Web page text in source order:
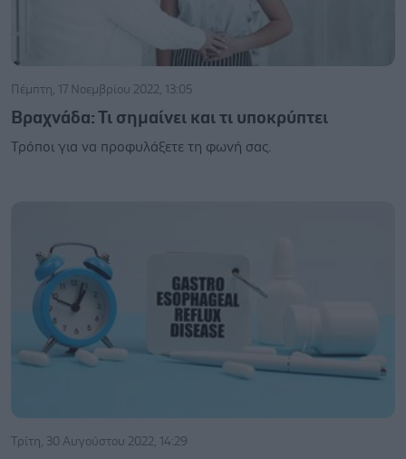
Πέμπτη, 17 Νοεμβρίου 2022, 13:05
Βραχνάδα: Τι σημαίνει και τι υποκρύπτει
Τρόποι για να προφυλάξετε τη φωνή σας.
Τρίτη, 30 Αυγούστου 2022, 14:29